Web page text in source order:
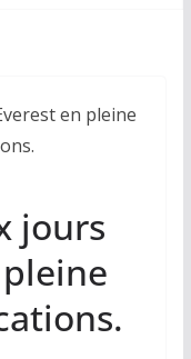
jours
pleine